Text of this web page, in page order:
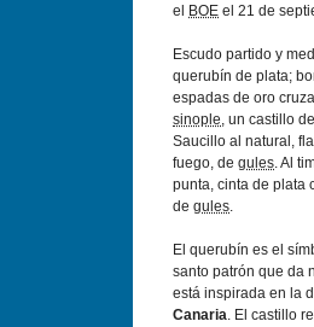
el
BOE el 21 de
Escudo partido y
querubín de plata;
espadas de oro
sinople, un castillo
Saucillo al natural,
fuego, de gules. Al
punta, cinta de plata
de gules.
El querubín es el
santo patrón que da
está inspirada en la
Canaria. El castillo